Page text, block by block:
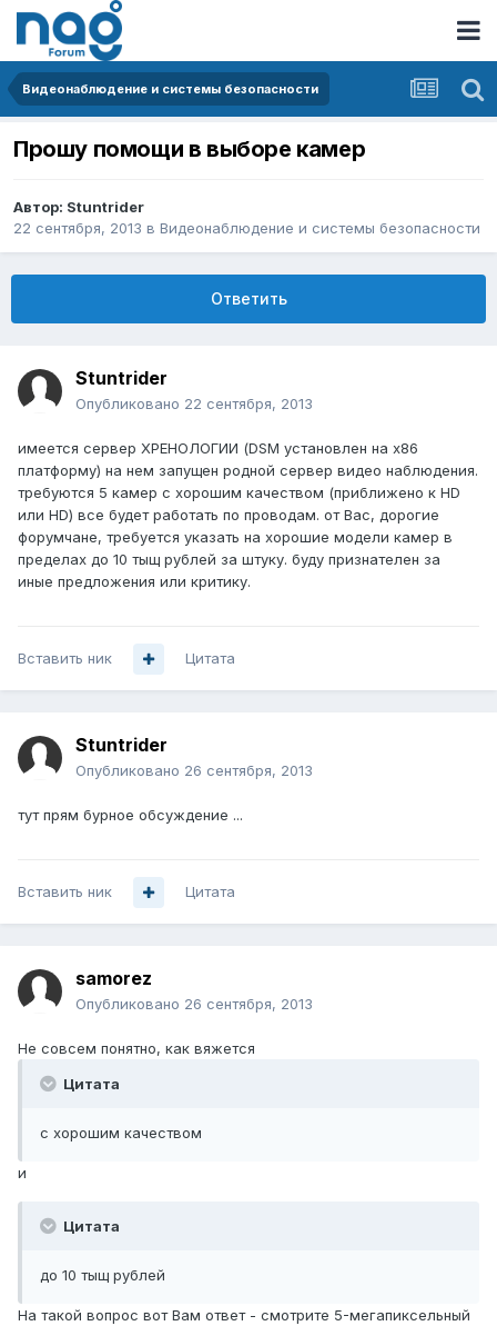
Видеонаблюдение и системы безопасности
Прошу помощи в выборе камер
Автор: Stuntrider
22 сентября, 2013 в Видеонаблюдение и системы безопасности
Ответить
Stuntrider
Опубликовано 22 сентября, 2013
имеется сервер ХРЕНОЛОГИИ (DSM установлен на х86
платформу) на нем запущен родной сервер видео наблюдения.
требуются 5 камер с хорошим качеством (приближено к HD
или HD) все будет работать по проводам. от Вас, дорогие
форумчане, требуется указать на хорошие модели камер в
пределах до 10 тыщ рублей за штуку. буду признателен за
иные предложения или критику.
Вставить ник Цитата
Stuntrider
Опубликовано 26 сентября, 2013
тут прям бурное обсуждение ...
Вставить ник Цитата
samorez
Опубликовано 26 сентября, 2013
Не совсем понятно, как вяжется
Цитата
с хорошим качеством
и
Цитата
до 10 тыщ рублей
На такой вопрос вот Вам ответ - смотрите 5-мегапиксельный